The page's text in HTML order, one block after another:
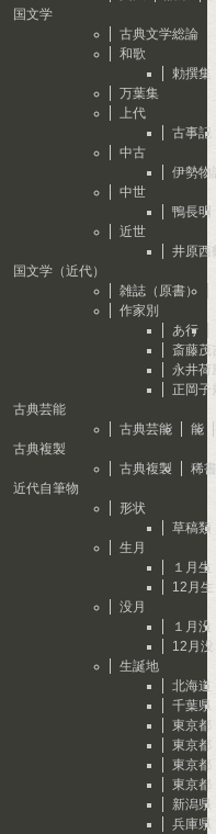
国文学
古典文学総論
和歌
勅撰集
万葉集
上代
古事記
中古
伊勢物
中世
鴨長明
近世
井原西
国文学（近代）
雑誌（原書）
作家別
あ行
斎藤茂
永井荷
正岡子
古典芸能
古典芸能
能
古典複製
古典複製
稀
近代自筆物
形状
草稿類
生月
１月生
12月生
没月
１月没
12月没
生誕地
北海道
千葉県
東京都
東京都
東京都
東京都
新潟県
兵庫県